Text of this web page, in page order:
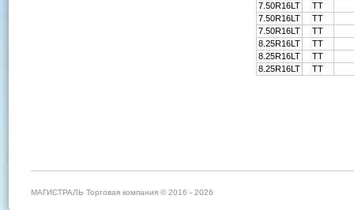
7.50R16LT
TT
7.50R16LT
TT
7.50R16LT
TT
8.25R16LT
TT
8.25R16LT
TT
8.25R16LT
TT
МАГИСТРАЛЬ Торговая компания © 2016 - 2026